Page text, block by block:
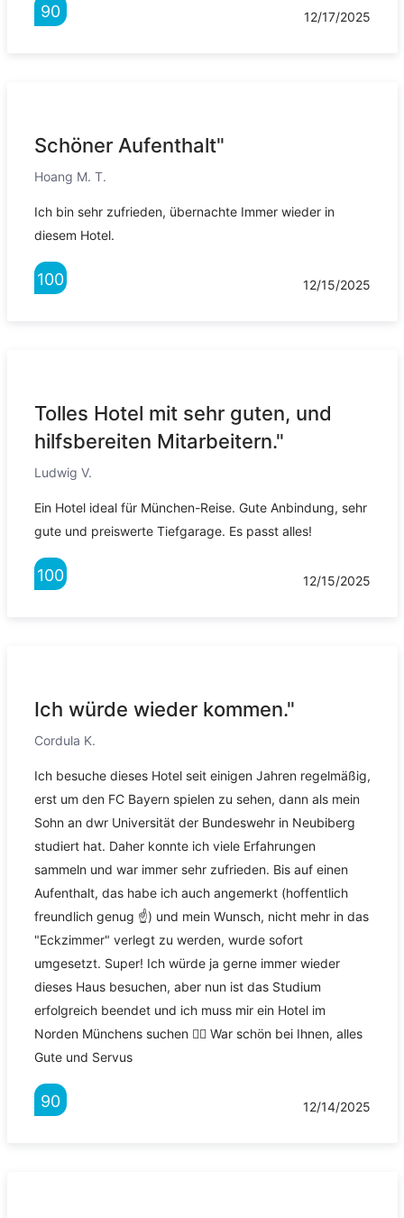
90 12/17/2025
Schöner Aufenthalt"
Hoang M. T.
Ich bin sehr zufrieden, übernachte Immer wieder in
diesem Hotel.
100 12/15/2025
Tolles Hotel mit sehr guten, und
hilfsbereiten Mitarbeitern."
Ludwig V.
Ein Hotel ideal für München-Reise. Gute Anbindung, sehr
gute und preiswerte Tiefgarage. Es passt alles!
100 12/15/2025
Ich würde wieder kommen."
Cordula K.
Ich besuche dieses Hotel seit einigen Jahren regelmäßig,
erst um den FC Bayern spielen zu sehen, dann als mein
Sohn an dwr Universität der Bundeswehr in Neubiberg
studiert hat. Daher konnte ich viele Erfahrungen
sammeln und war immer sehr zufrieden. Bis auf einen
Aufenthalt, das habe ich auch angemerkt (hoffentlich
freundlich genug ☝️) und mein Wunsch, nicht mehr in das
"Eckzimmer" verlegt zu werden, wurde sofort
umgesetzt. Super! Ich würde ja gerne immer wieder
dieses Haus besuchen, aber nun ist das Studium
erfolgreich beendet und ich muss mir ein Hotel im
Norden Münchens suchen 🤷‍♀️ War schön bei Ihnen, alles
Gute und Servus
90 12/14/2025